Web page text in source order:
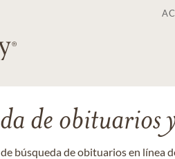
de obituarios
búsqueda de obituarios en línea